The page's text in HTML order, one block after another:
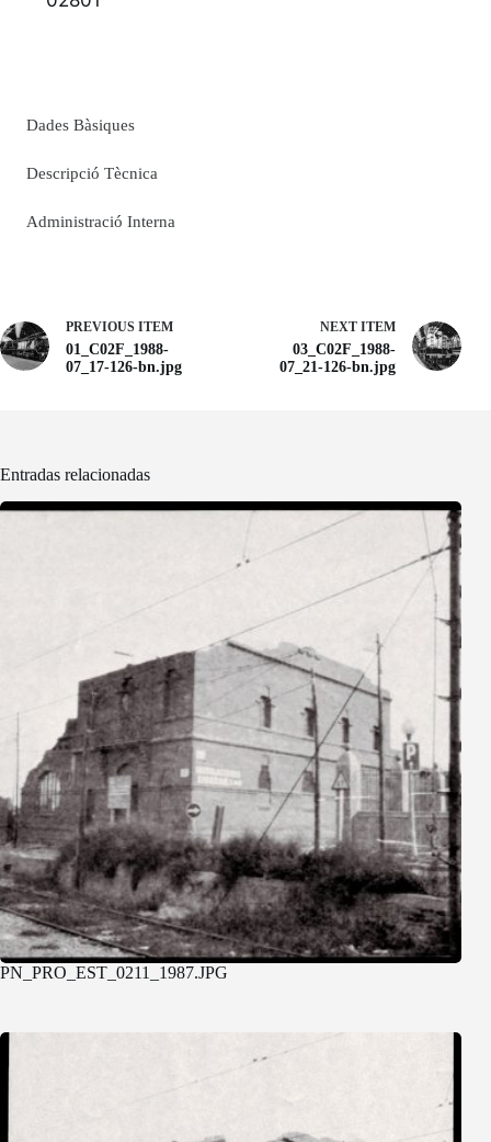
Dades Bàsiques
Descripció Tècnica
Administració Interna
PREVIOUS ITEM
01_C02F_1988-
07_17-126-bn.jpg
NEXT ITEM
03_C02F_1988-
07_21-126-bn.jpg
Entradas relacionadas
PN_PRO_EST_0211_1987.JPG